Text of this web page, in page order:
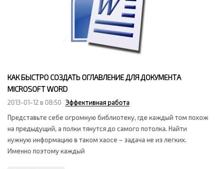
КАК БЫСТРО СОЗДАТЬ ОГЛАВЛЕНИЕ ДЛЯ ДОКУМЕНТА
MICROSOFT WORD
2013-01-12 в 08:50 Эффективная работа
Представьте себе огромную библиотеку, где каждый том похож
на предыдущий, а полки тянутся до самого потолка. Найти
нужную информацию в таком хаосе – задача не из легких.
Именно поэтому каждый